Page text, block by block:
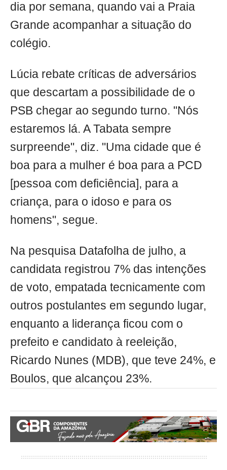
dia por semana, quando vai a Praia
Grande acompanhar a situação do
colégio.
Lúcia rebate críticas de adversários
que descartam a possibilidade de o
PSB chegar ao segundo turno. "Nós
estaremos lá. A Tabata sempre
surpreende", diz. "Uma cidade que é
boa para a mulher é boa para a PCD
[pessoa com deficiência], para a
criança, para o idoso e para os
homens", segue.
Na pesquisa Datafolha de julho, a
candidata registrou 7% das intenções
de voto, empatada tecnicamente com
outros postulantes em segundo lugar,
enquanto a liderança ficou com o
prefeito e candidato à reeleição,
Ricardo Nunes (MDB), que teve 24%, e
Boulos, que alcançou 23%.